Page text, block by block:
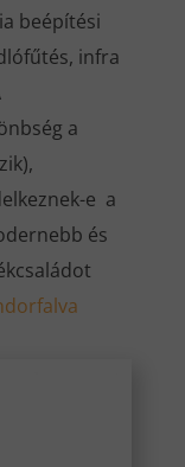
beépítési
infra
a
e a
és